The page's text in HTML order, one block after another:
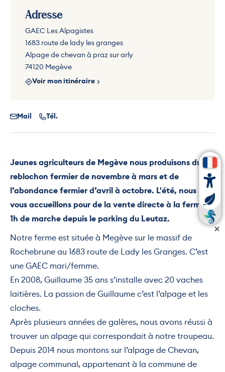
Jeunes agriculteurs de Megève nous produisons du
reblochon fermier de novembre à mars et de
l’abondance fermier d’avril à octobre. L'été, nous
vous accueillons pour de la vente directe à la ferme à
1h de marche depuis le parking du Leutaz.
Notre ferme est située à Megève sur le massif de
Rochebrune au 1683 route de Lady les Granges. C’est
une GAEC mari/femme.
En 2008, Guillaume 35 ans s’installe avec 20 vaches
laitières. La passion de Guillaume c’est l’alpage et les
cloches.
Après plusieurs années de galères, nous avons réussi à
trouver un alpage qui correspondait à notre troupeau.
Depuis 2014 nous montons sur l’alpage de Chevan,
alpage communal, appartenant à la commune de
Adresse
GAEC Les Alpagistes
1683 route de lady les granges
Alpage de chevan à praz sur arly
74120 Megève
Voir mon itinéraire
Mail Tél.